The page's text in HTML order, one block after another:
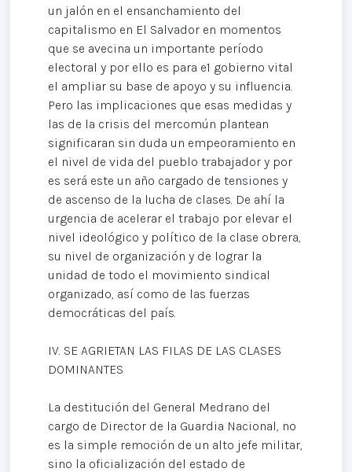
un jalón en el ensanchamiento del
capitalismo en El Salvador en momentos
que se avecina un importante período
electoral y por ello es para e1 gobierno vital
el ampliar su base de apoyo y su influencia.
Pero las implicaciones que esas medidas y
las de la crisis del mercomún plantean
significaran sin duda un empeoramiento en
el nivel de vida del pueblo trabajador y por
es será este un año cargado de tensiones y
de ascenso de la lucha de clases. De ahí la
urgencia de acelerar el trabajo por elevar el
nivel ideológico y político de la clase obrera,
su nivel de organización y de lograr la
unidad de todo el movimiento sindical
organizado, así como de las fuerzas
democráticas del país.
IV. SE AGRIETAN LAS FILAS DE LAS CLASES
DOMINANTES
La destitución del General Medrano del
cargo de Director de la Guardia Nacional, no
es la simple remoción de un alto jefe militar,
sino la oficialización del estado de